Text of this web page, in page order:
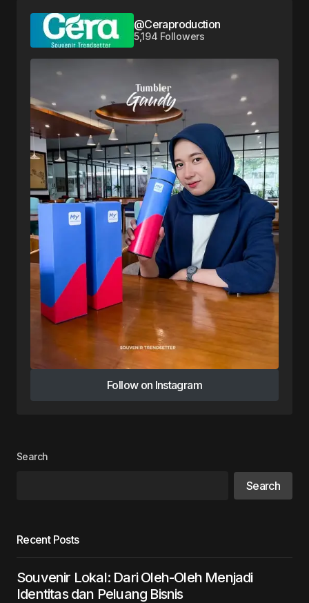
@Ceraproduction
5,194 Followers
Follow on Instagram
Follow on Instagram
Search
Search
Recent Posts
Souvenir Lokal: Dari Oleh-Oleh Menjadi
Identitas dan Peluang Bisnis